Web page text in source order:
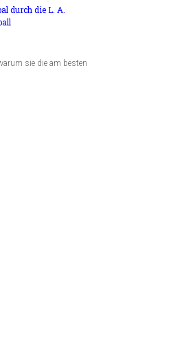
durch die L. A.
sie die am besten